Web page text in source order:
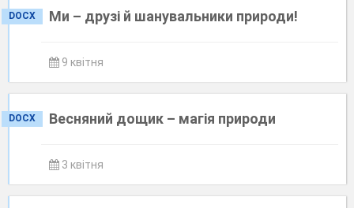
DOCX Ми – друзі й шанувальники природи!
9 квітня
DOCX Весняний дощик – магія природи
3 квітня